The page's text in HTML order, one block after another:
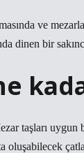
ve
dinen bir
taşları uygun
oluşabilecek